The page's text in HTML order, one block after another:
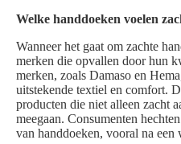
Welke handdoeken voelen
Wanneer het gaat om zachte
merken die opvallen door hun
merken, zoals Damaso en
uitstekende textiel en comfort.
producten die niet alleen zacht
meegaan. Consumenten
van handdoeken, vooral na een